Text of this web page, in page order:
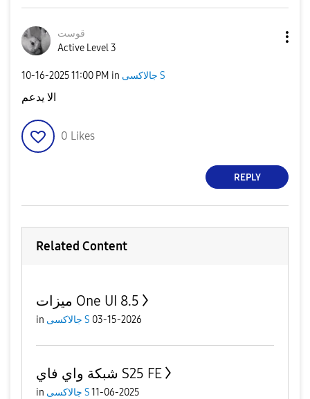
قوست
Active Level 3
‎10-16-202511:00 PM in جالاكسى S
الا يدعم
0 Likes
REPLY
Related Content
ميزات One UI 8.5
in جالاكسى S 03-15-2026
شبكة واي فاي S25 FE
in جالاكسى S11-06-2025